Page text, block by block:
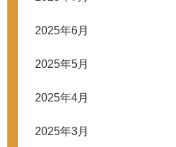
2025年6月
2025年5月
2025年4月
2025年3月